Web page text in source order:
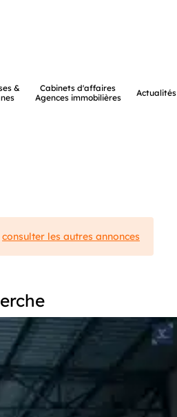
&
Cabinets d'affaires
Agences immobilières
Actualités
consulter les autres annonces